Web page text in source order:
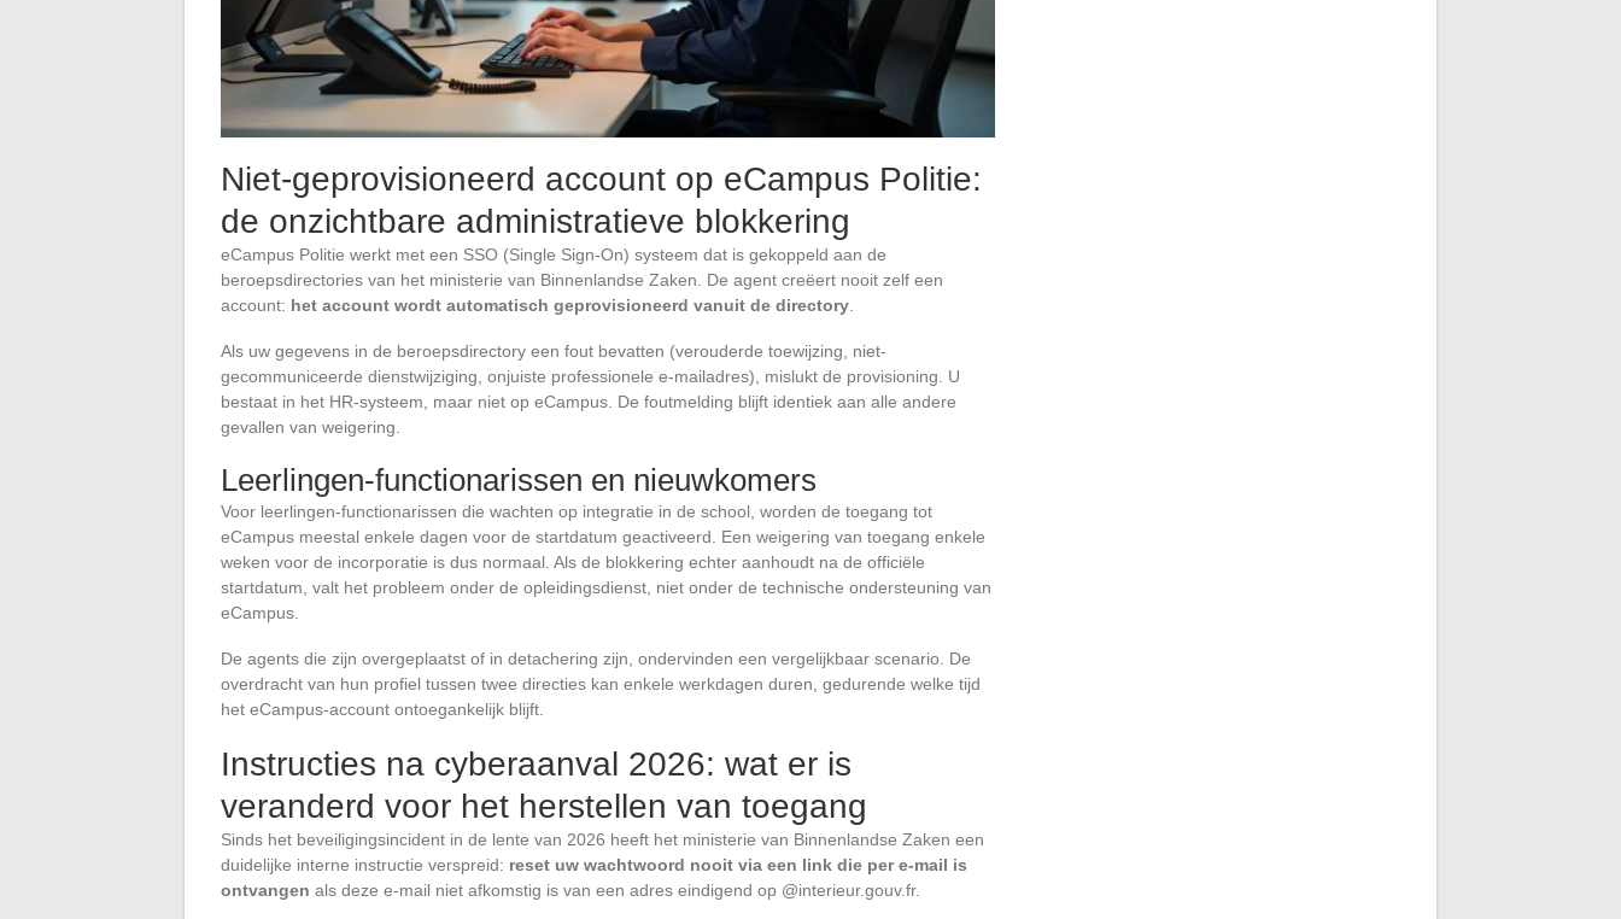
Niet-geprovisioneerd account op eCampus Politie:
de onzichtbare administratieve blokkering
eCampus Politie werkt met een SSO (Single Sign-On) systeem dat is gekoppeld aan de
beroepsdirectories van het ministerie van Binnenlandse Zaken. De agent creëert nooit zelf een
account: het account wordt automatisch geprovisioneerd vanuit de directory.
Als uw gegevens in de beroepsdirectory een fout bevatten (verouderde toewijzing, niet-
gecommuniceerde dienstwijziging, onjuiste professionele e-mailadres), mislukt de provisioning. U
bestaat in het HR-systeem, maar niet op eCampus. De foutmelding blijft identiek aan alle andere
gevallen van weigering.
Leerlingen-functionarissen en nieuwkomers
Voor leerlingen-functionarissen die wachten op integratie in de school, worden de toegang tot
eCampus meestal enkele dagen voor de startdatum geactiveerd. Een weigering van toegang enkele
weken voor de incorporatie is dus normaal. Als de blokkering echter aanhoudt na de officiële
startdatum, valt het probleem onder de opleidingsdienst, niet onder de technische ondersteuning van
eCampus.
De agents die zijn overgeplaatst of in detachering zijn, ondervinden een vergelijkbaar scenario. De
overdracht van hun profiel tussen twee directies kan enkele werkdagen duren, gedurende welke tijd
het eCampus-account ontoegankelijk blijft.
Instructies na cyberaanval 2026: wat er is
veranderd voor het herstellen van toegang
Sinds het beveiligingsincident in de lente van 2026 heeft het ministerie van Binnenlandse Zaken een
duidelijke interne instructie verspreid: reset uw wachtwoord nooit via een link die per e-mail is
ontvangen als deze e-mail niet afkomstig is van een adres eindigend op @interieur.gouv.fr.